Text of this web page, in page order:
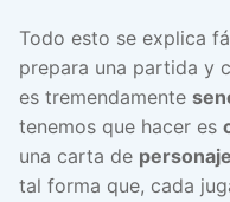
Todo esto se explica
prepara una partida y
es tremendamente
tenemos que hacer es
una carta de
tal forma que, cada